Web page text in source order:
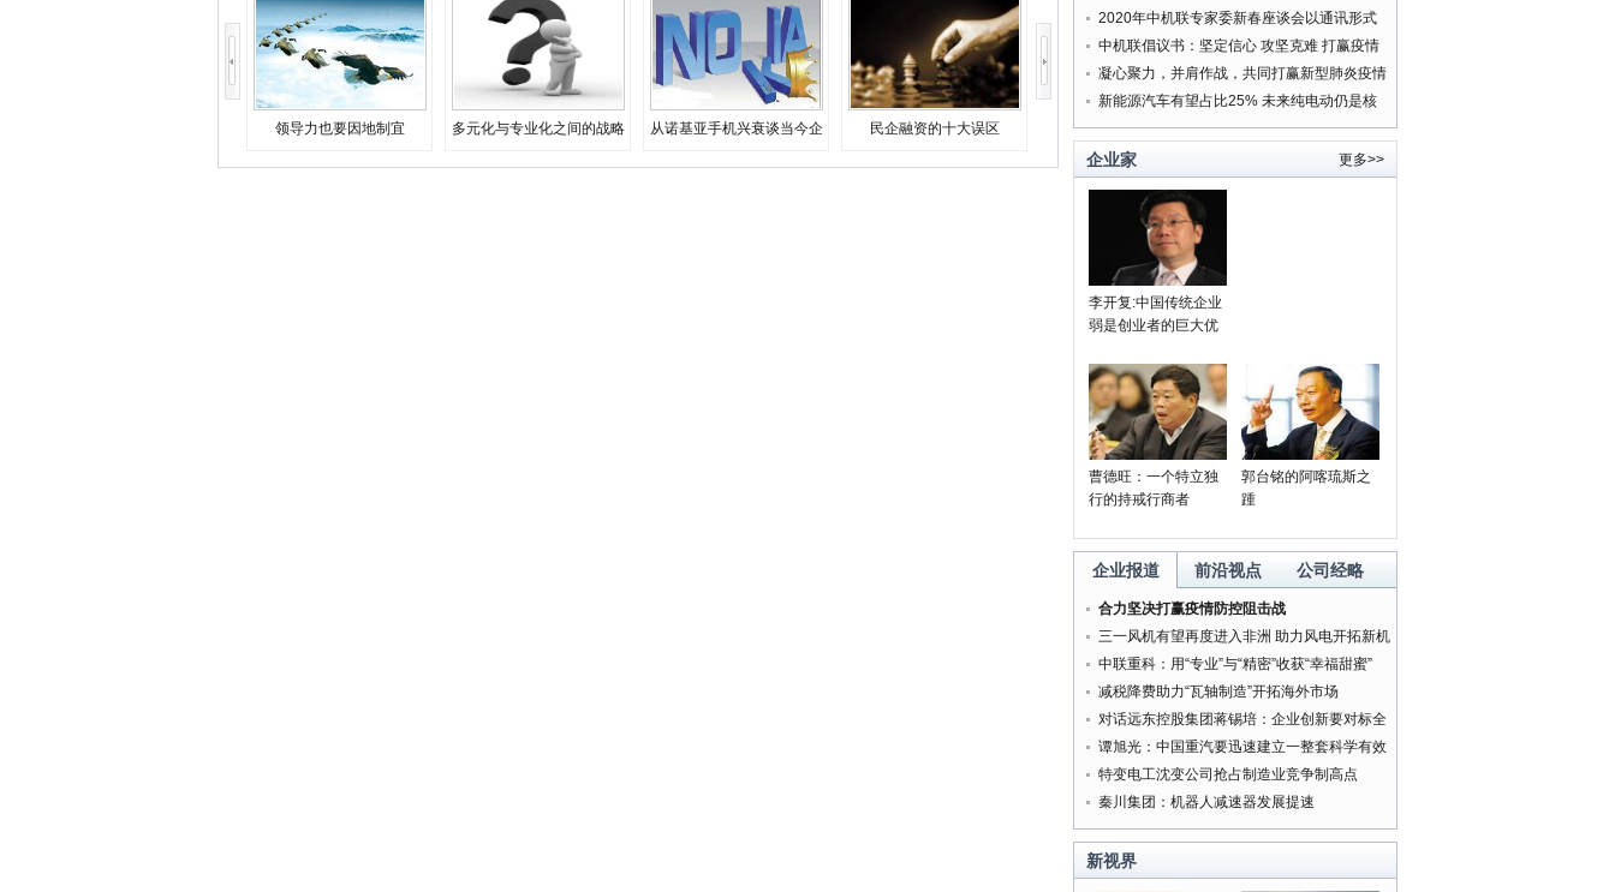
领导力也要因地制宜
多元化与专业化之间的战略
从诺基亚手机兴衰谈当今企
民企融资的十大误区 领导者的强制权力 老板身边为何“庸才”多？
工复产服务工作的通知
2020年中机联专家委新春座谈会以通讯形式
按时召开
中机联倡议书：坚定信心 攻坚克难 打赢疫情
防控人民战争
凝心聚力，并肩作战，共同打赢新型肺炎疫情
防控阻击战
新能源汽车有望占比25% 未来纯电动仍是核
心方向
企业家 更多>>
李开复:中国传统企业
弱是创业者的巨大优
曹德旺：一个特立独
行的持戒行商者
郭台铭的阿喀琉斯之
踵
企业报道 前沿视点 公司经略
合力坚决打赢疫情防控阻击战
三一风机有望再度进入非洲 助力风电开拓新机
遇
中联重科：用“专业”与“精密”收获“幸福甜蜜”
减税降费助力“瓦轴制造”开拓海外市场
对话远东控股集团蒋锡培：企业创新要对标全
球最好的企业
谭旭光：中国重汽要迅速建立一整套科学有效
的管理体系
特变电工沈变公司抢占制造业竞争制高点
秦川集团：机器人减速器发展提速
新视界